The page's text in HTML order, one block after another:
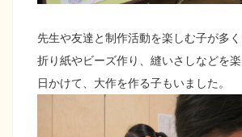
先生や友達と制作活動を楽しむ子が多く
折り紙やビーズ作り、縫いさしなどを
日かけて、大作を作る子もいました。